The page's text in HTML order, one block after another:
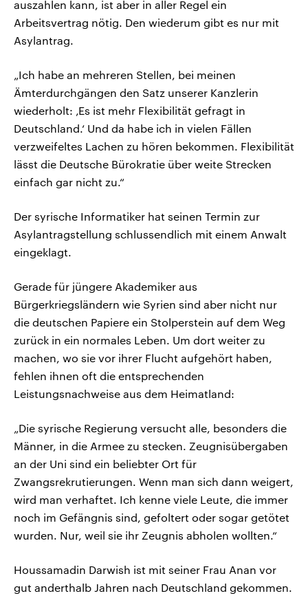
auszahlen kann, ist aber in aller Regel ein
Arbeitsvertrag nötig. Den wiederum gibt es nur mit
Asylantrag.
„Ich habe an mehreren Stellen, bei meinen
Ämterdurchgängen den Satz unserer Kanzlerin
wiederholt: ‚Es ist mehr Flexibilität gefragt in
Deutschland.‘ Und da habe ich in vielen Fällen
verzweifeltes Lachen zu hören bekommen. Flexibilität
lässt die Deutsche Bürokratie über weite Strecken
einfach gar nicht zu.“
Der syrische Informatiker hat seinen Termin zur
Asylantragstellung schlussendlich mit einem Anwalt
eingeklagt.
Gerade für jüngere Akademiker aus
Bürgerkriegsländern wie Syrien sind aber nicht nur
die deutschen Papiere ein Stolperstein auf dem Weg
zurück in ein normales Leben. Um dort weiter zu
machen, wo sie vor ihrer Flucht aufgehört haben,
fehlen ihnen oft die entsprechenden
Leistungsnachweise aus dem Heimatland:
„Die syrische Regierung versucht alle, besonders die
Männer, in die Armee zu stecken. Zeugnisübergaben
an der Uni sind ein beliebter Ort für
Zwangsrekrutierungen. Wenn man sich dann weigert,
wird man verhaftet. Ich kenne viele Leute, die immer
noch im Gefängnis sind, gefoltert oder sogar getötet
wurden. Nur, weil sie ihr Zeugnis abholen wollten.“
Houssamadin Darwish ist mit seiner Frau Anan vor
gut anderthalb Jahren nach Deutschland gekommen.